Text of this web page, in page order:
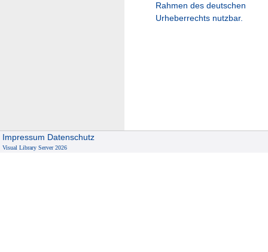
Rahmen des deutschen
Urheberrechts nutzbar.
Impressum Datenschutz
Visual Library Server 2026